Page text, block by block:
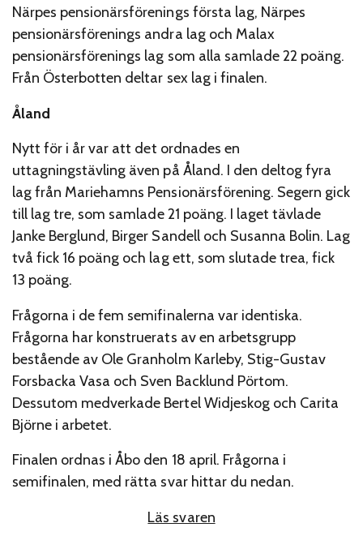
Närpes pensionärsförenings första lag, Närpes
pensionärsförenings andra lag och Malax
pensionärsförenings lag som alla samlade 22 poäng.
Från Österbotten deltar sex lag i finalen.
Åland
Nytt för i år var att det ordnades en
uttagningstävling även på Åland. I den deltog fyra
lag från Mariehamns Pensionärsförening. Segern gick
till lag tre, som samlade 21 poäng. I laget tävlade
Janke Berglund, Birger Sandell och Susanna Bolin. Lag
två fick 16 poäng och lag ett, som slutade trea, fick
13 poäng.
Frågorna i de fem semifinalerna var identiska.
Frågorna har konstruerats av en arbetsgrupp
bestående av Ole Granholm Karleby, Stig-Gustav
Forsbacka Vasa och Sven Backlund Pörtom.
Dessutom medverkade Bertel Widjeskog och Carita
Björne i arbetet.
Finalen ordnas i Åbo den 18 april. Frågorna i
semifinalen, med rätta svar hittar du nedan.
Läs svaren